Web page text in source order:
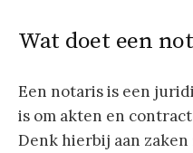
Wat doet een
Een notaris is een
is om akten en
Denk hierbij aan